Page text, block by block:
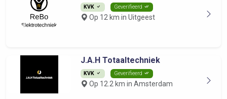
KVK Geverifieerd
Op 12 km in Uitgeest
J.A.H Totaaltechniek
KVK Geverifieerd
Op 12.2 km in Amsterdam